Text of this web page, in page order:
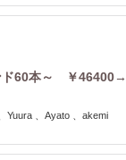
ド60本～ ￥
Yuura 、Ayato 、akemi